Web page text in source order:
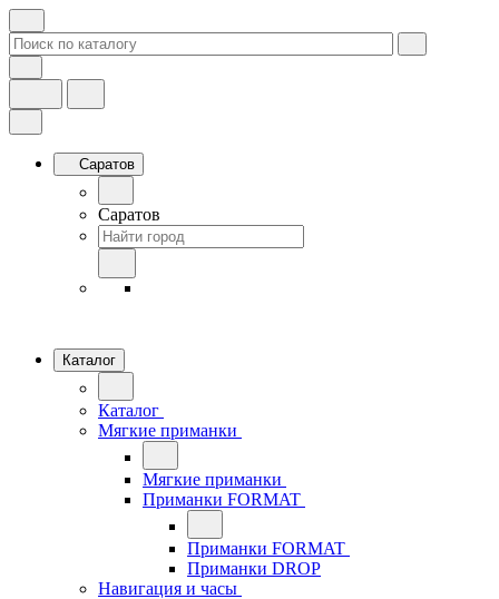
Саратов
Саратов
Каталог
Каталог
Мягкие приманки
Мягкие приманки
Приманки FORMAT
Приманки FORMAT
Приманки DROP
Навигация и часы